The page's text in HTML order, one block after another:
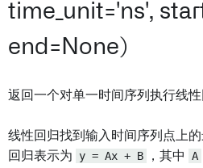
time_unit='ns',
end=None)
返回一个对单一时间序列执行线性
线性回归找到输入时间序列点上
回归表示为
y = Ax + B ，其中 A